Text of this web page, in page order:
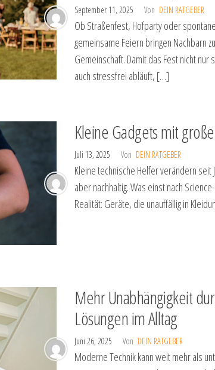
September 11, 2025 Von DEIN RATGEBER
Ob Straßenfest, Hofparty oder
gemeinsame Feiern bringen Nachbarn
Gemeinschaft. Damit das Fest nicht nur
auch stressfrei abläuft, […]
Kleine Gadgets mit
Juli 13, 2025 Von DEIN RATGEBER
Kleine technische Helfer verändern seit
aber nachhaltig. Was einst nach
Realität: Geräte, die unauffällig in
Mehr Unabhängigkeit
Lösungen im Alltag
Juni 26, 2025 Von DEIN RATGEBER
Moderne Technik kann weit mehr als